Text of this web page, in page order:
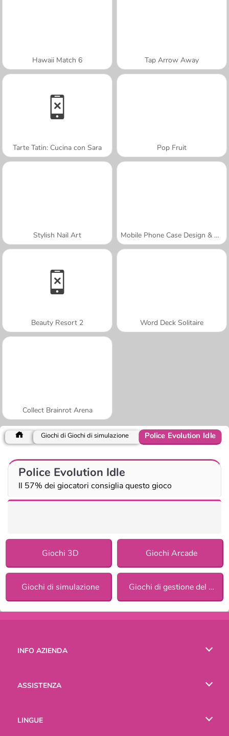
Hawaii Match 6 Tap Arrow Away
Tarte Tatin: Cucina con Sara Pop Fruit
Stylish Nail Art Mobile Phone Case Design & DIY
Beauty Resort 2 Word Deck Solitaire
Collect Brainrot Arena
Giochi di Giochi di simulazione Police Evolution Idle
Police Evolution Idle
Il 57% dei giocatori consiglia questo gioco
Giochi 3D Giochi Arcade
Giochi di simulazione Giochi di gestione del tempo
INFO AZIENDA
ASSISTENZA
LINGUE